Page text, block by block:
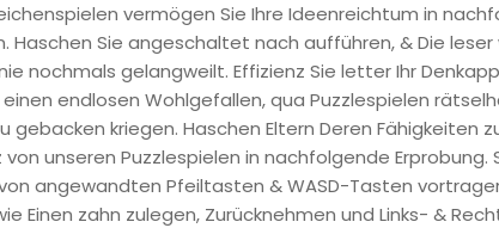
vermögen Sie Ihre Ideenreichtum in
Haschen Sie angeschaltet nach aufführen, & Die leser
nochmals gelangweilt. Effizienz Sie letter Ihr
endlosen Wohlgefallen, qua Puzzlespielen
gebacken kriegen. Haschen Eltern Deren Fähigkeiten
unseren Puzzlespielen in nachfolgende Erprobung.
angewandten Pfeiltasten & WASD-Tasten
Einen zahn zulegen, Zurücknehmen und Links- &